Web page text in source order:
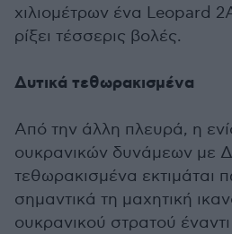
χιλιομέτρων ένα Leopard
ρίξει τέσσερις βολές.
Δυτικά τεθωρακισμένα
Από την άλλη πλευρά, η
ουκρανικών δυνάμεων με
τεθωρακισμένα εκτιμάται
σημαντικά τη μαχητική
ουκρανικού στρατού